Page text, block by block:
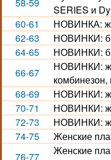
SERIES и
60-61
НОВИНКА:
62-63
НОВИНКИ:
64-65
НОВИНКИ:
66-67
НОВИНКИ:
комбинезон,
68-69
НОВИНКИ:
70-71
НОВИНКИ:
72-73
НОВИНКИ:
74-75
Женские
76-77
Женские